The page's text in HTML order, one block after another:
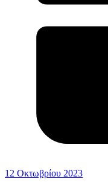
12 Οκτωβρίου 2023